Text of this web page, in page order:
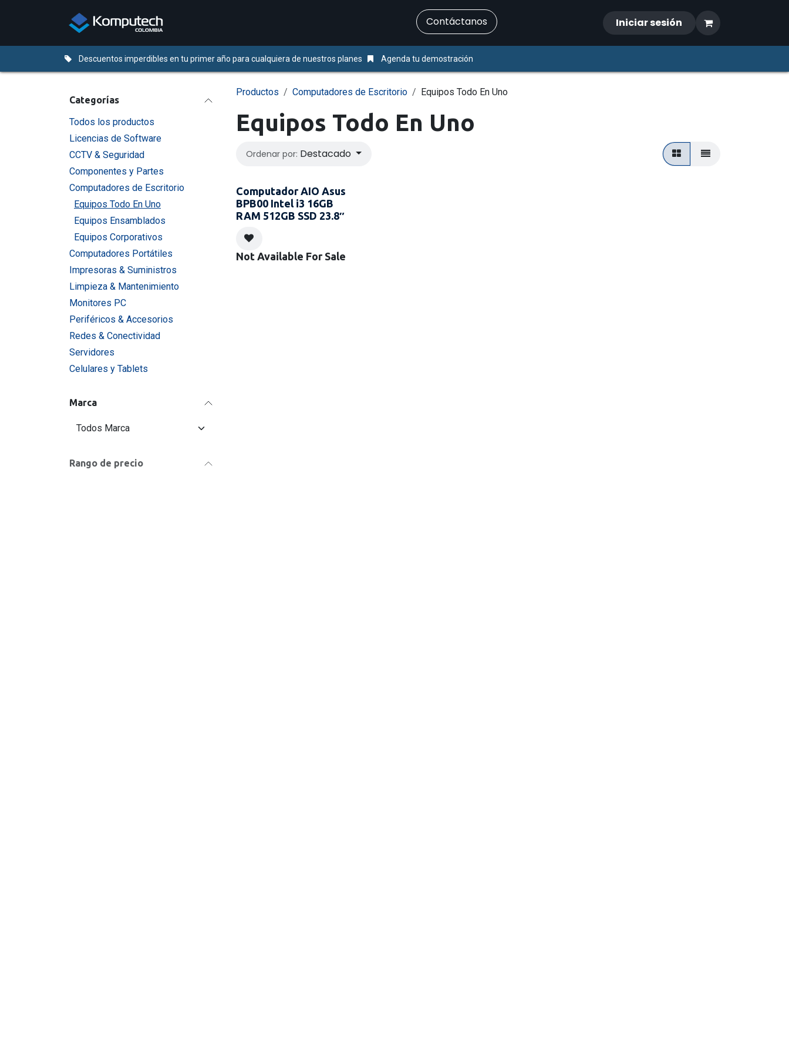
​Contáctanos Iniciar sesión
Descuentos imperdibles en tu primer año para cualquiera de nuestros planes Agenda tu demostración
Categorías
Todos los productos
Licencias de Software
CCTV & Seguridad
Componentes y Partes
Computadores de Escritorio
Equipos Todo En Uno
Equipos Ensamblados
Equipos Corporativos
Computadores Portátiles
Impresoras & Suministros
Limpieza & Mantenimiento
Monitores PC
Periféricos & Accesorios
Redes & Conectividad
Servidores
Celulares y Tablets
Marca
Rango de precio
Productos Computadores de Escritorio Equipos Todo En Uno
Equipos Todo En Uno
Ordenar por: Destacado
Computador AIO Asus
BPB00 Intel i3 16GB
RAM 512GB SSD 23.8″
Not Available For Sale